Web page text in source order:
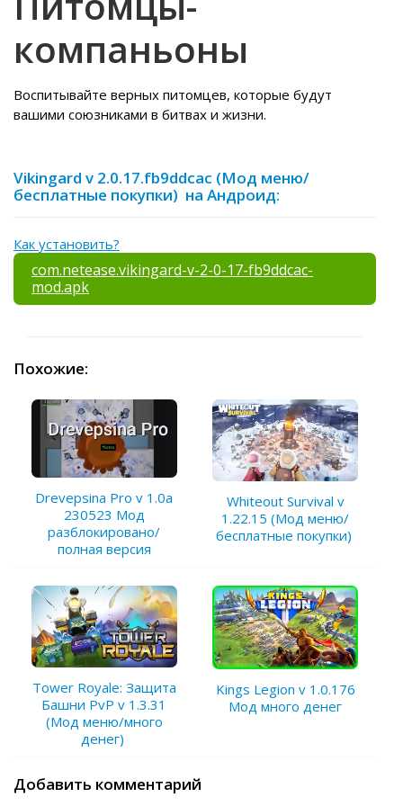
компаньоны
Воспитывайте верных питомцев, которые будут
вашими союзниками в битвах и жизни.
Vikingard v 2.0.17.fb9ddcac (Мод меню/
бесплатные покупки) на Андроид:
Как установить?
com.netease.vikingard-v-2-0-17-fb9ddcac-
mod.apk
Похожие:
Drevepsina Pro v 1.0a
230523 Мод
разблокировано/
полная версия
Whiteout Survival v
1.22.15 (Мод меню/
бесплатные покупки)
Tower Royale: Защита
Башни PvP v 1.3.31
(Мод меню/много
денег)
Kings Legion v 1.0.176
Мод много денег
Добавить комментарий